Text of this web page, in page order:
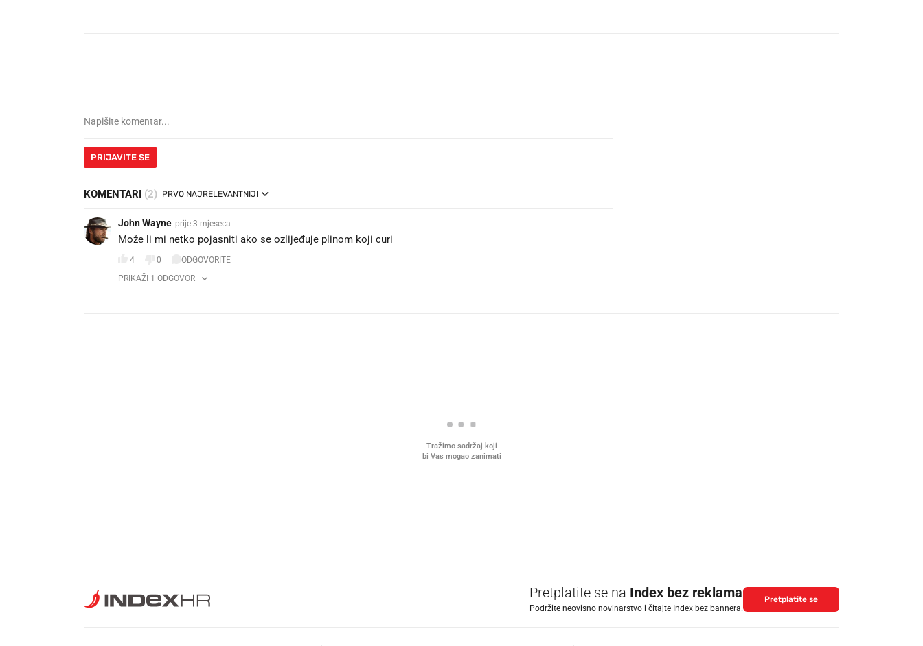
PRIJAVITE SE
KOMENTARI (2) PRVO NAJRELEVANTNIJI
John Wayne prije 3 mjeseca
Može li mi netko pojasniti ako se ozlijeđuje plinom koji curi
4 0
ODGOVORITE
PRIKAŽI 1 ODGOVOR
Tražimo sadržaj koji
bi Vas mogao zanimati
Pretplatite se na Index bez reklama
Podržite neovisno novinarstvo i čitajte Index bez bannera.
Pretplatite se